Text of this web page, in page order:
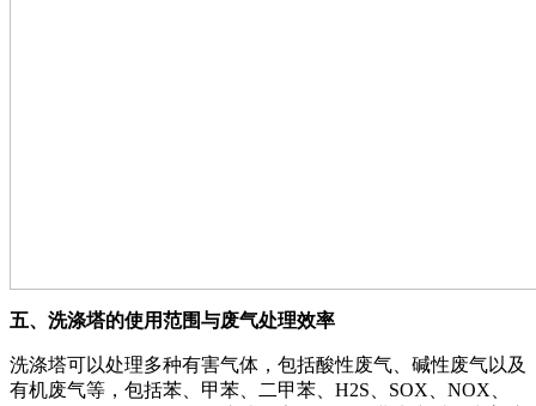
五、洗涤塔的使用范围与废气处理效率
洗涤塔可以处理多种有害气体，包括酸性废气、碱性废气以及
有机废气等，包括苯、甲苯、二甲苯、H2S、SOX、NOX、